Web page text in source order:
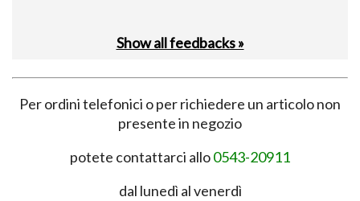
Show all feedbacks »
Per ordini telefonici o per richiedere un articolo non
presente in negozio
potete contattarci allo0543-20911
dal lunedì al venerdì